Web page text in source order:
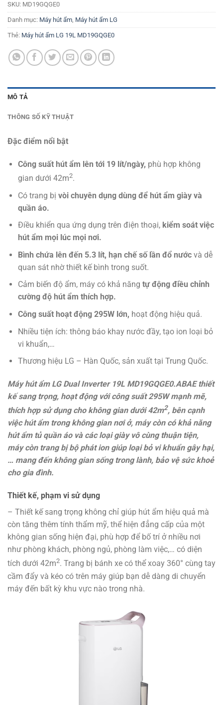
SKU: MD19GQGE0
Danh mục: Máy hút ẩm, Máy hút ẩm LG
Thẻ: Máy hút ẩm LG 19L MD19GQGE0
MÔ TẢ
THÔNG SỐ KỸ THUẬT
Đặc điểm nổi bật
Công suất hút ẩm lên tới 19 lít/ngày, phù hợp không
gian dưới 42m2.
Có trang bị vòi chuyên dụng dùng để hút ẩm giày và
quần áo.
Điều khiển qua ứng dụng trên điện thoại, kiểm soát việc
hút ẩm mọi lúc mọi nơi.
Bình chứa lên đến 5.3 lít, hạn chế số lần đổ nướcvà dễ
quan sát nhờ thiết kế bình trong suốt.
Cảm biến độ ẩm, máy có khả năng tự động điều chỉnh
cường độ hút ẩm thích hợp.
Công suất hoạt động 295W lớn, hoạt động hiệu quả.
Nhiều tiện ích: thông báo khay nước đầy, tạo ion loại bỏ
vi khuẩn,…
Thương hiệu LG – Hàn Quốc, sản xuất tại Trung Quốc.
Máy hút ẩm LG Dual Inverter 19L MD19GQGE0.ABAE thiết
kế sang trọng, hoạt động với công suất 295W mạnh mẽ,
thích hợp sử dụng cho không gian dưới 42m2, bên cạnh
việc hút ẩm trong không gian nơi ở, máy còn có khả năng
hút ẩm tủ quần áo và các loại giày vô cùng thuận tiện,
máy còn trang bị bộ phát ion giúp loại bỏ vi khuẩn gây hại,
… mang đến không gian sống trong lành, bảo vệ sức khoẻ
cho gia đình.
Thiết kế, phạm vi sử dụng
– Thiết kế sang trọng không chỉ giúp hút ẩm hiệu quả mà
còn tăng thêm tính thẩm mỹ, thể hiện đẳng cấp của một
không gian sống hiện đại, phù hợp để bố trí ở nhiều nơi
như phòng khách, phòng ngủ, phòng làm việc,… có diện
tích dưới 42m2. Trang bị bánh xe có thể xoay 360° cùng tay
cầm đẩy và kéo có trên máy giúp bạn dễ dàng di chuyển
máy đến bất kỳ khu vực nào trong nhà.